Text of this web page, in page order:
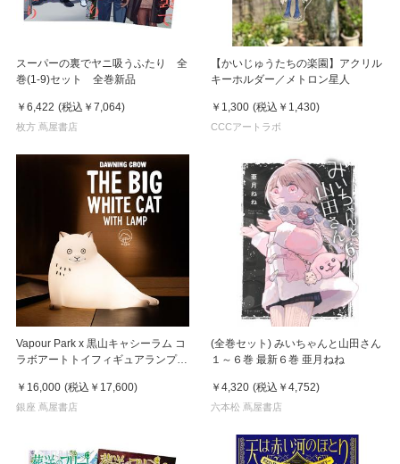
スーパーの裏でヤニ吸うふたり 全
巻(1-9)セット 全巻新品
￥6,422 (税込 ￥7,064)
枚方 蔦屋書店
【かいじゅうたちの楽園】アクリル
キーホルダー／メトロン星人
￥1,300 (税込 ￥1,430)
CCCアートラボ
Vapour Park x 黒山キャシーラム コ
ラボアートトイフィギュアランプ
LAMP》 黑山Kathy Lam
￥16,000 (税込 ￥17,600)
銀座 蔦屋書店
(全巻セット) みいちゃんと山田さん
１～６巻 最新６巻 亜月ねね
￥4,320 (税込 ￥4,752)
六本松 蔦屋書店